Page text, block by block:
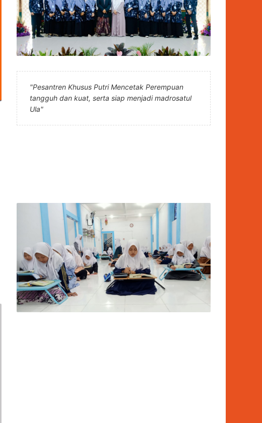
"Pesantren Khusus Putri Mencetak Perempuan
tangguh dan kuat, serta siap menjadi madrosatul
Ula"